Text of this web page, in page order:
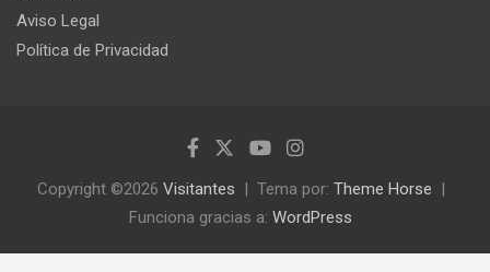
Aviso Legal
Política de Privacidad
Copyright ©2026 Visitantes Tema por: Theme Horse
Funciona gracias a: WordPress